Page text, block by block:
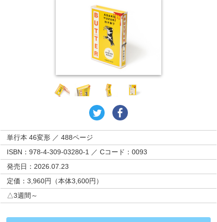
単行本 46変形 ／ 488ページ
ISBN：978-4-309-03280-1 ／ Cコード：0093
発売日：2026.07.23
定価：3,960円（本体3,600円）
△3週間～